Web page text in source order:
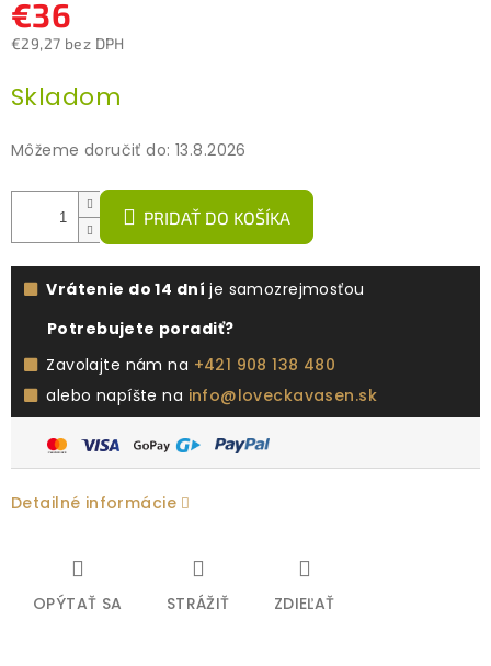
€36
€29,27 bez DPH
cena:
Skladom
Môžeme doručiť do: 13.8.2026
PRIDAŤ DO KOŠÍKA
Vrátenie do 14 dní je samozrejmosťou
Potrebujete poradiť?
Zavolajte nám na +421 908 138 480
alebo napíšte na info@loveckavasen.sk
Detailné informácie
OPÝTAŤ SA STRÁŽIŤ ZDIEĽAŤ